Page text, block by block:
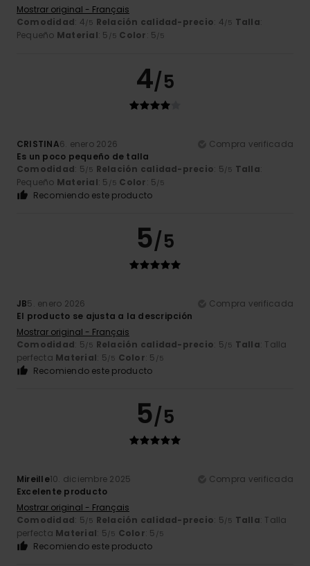
Mostrar original - Français
Comodidad: 4/5 Relación calidad-precio: 4/5 Talla:
Pequeño Material: 5 /5 Color: 5/5
4/5
CRISTINA6. enero 2026
Compra verificada
Es un poco pequeño de talla
Comodidad: 5/5 Relación calidad-precio: 5/5 Talla:
Pequeño Material: 5 /5 Color: 5/5
Recomiendo este producto
5/5
JB5. enero 2026
Compra verificada
El producto se ajusta a la descripción
Mostrar original - Français
Comodidad: 5/5 Relación calidad-precio: 5/5 Talla: Talla
perfecta Material: 5/5 Color: 5 /5
Recomiendo este producto
5/5
Mireille10. diciembre 2025
Compra verificada
Excelente producto
Mostrar original - Français
Comodidad: 5/5 Relación calidad-precio: 5/5 Talla: Talla
perfecta Material: 5/5 Color: 5 /5
Recomiendo este producto